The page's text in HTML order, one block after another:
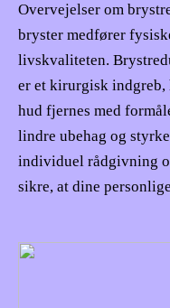
Overvejelser om
bryster medfører
livskvaliteten.
er et kirurgisk
hud fjernes med
lindre ubehag og
individuel rådgivning
sikre, at dine